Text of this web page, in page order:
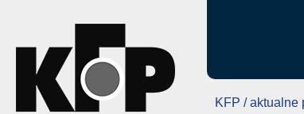
KFP / aktualne